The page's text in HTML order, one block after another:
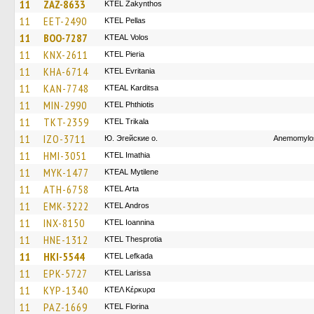
11 ZAZ-8633 KTEL Zakynthos
11 EET-2490 KTEL Pellas
11 BOO-7287 KTEAL Volos
11 KNX-2611 KTEL Pieria
11 KHA-6714 ΚΤΕL Evritania
11 KAN-7748 KTEAL Karditsa
11 MIN-2990 ΚΤΕL Phthiotis
11 TKT-2359 ΚΤΕL Τrikala
11 IZO-3711 Ю. Эгейские о.
11 HMI-3051 KTEL Imathia
11 MYK-1477 KTEAL Mytilene
11 ATH-6758 KTEL Arta
11 EMK-3222 KTEL Andros
11 INX-8150 KTEL Ioannina
11 HNE-1312 KTEL Thesprotia
11 HKI-5544 KTEL Lefkada
11 EPK-5727 KTEL Larissa
11 KYP-1340 ΚΤΕΛ Κέρκυρα
11 PAZ-1669 KTEL Florina